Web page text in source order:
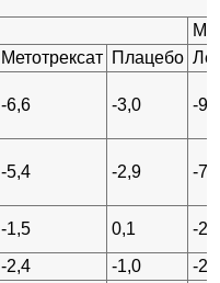
Метотрексат Плацебо
-6,6 -3,0 -
-5,4 -2,9 -
-1,5 0,1
-
-2,4 -1,0
-